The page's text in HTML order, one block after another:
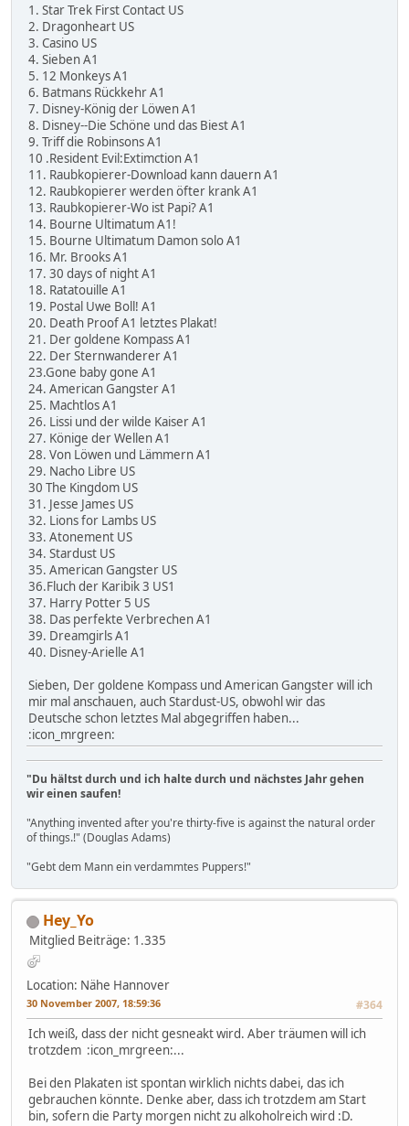
1. Star Trek First Contact US
2. Dragonheart US
3. Casino US
4. Sieben A1
5. 12 Monkeys A1
6. Batmans Rückkehr A1
7. Disney-König der Löwen A1
8. Disney--Die Schöne und das Biest A1
9. Triff die Robinsons A1
10 .Resident Evil:Extimction A1
11. Raubkopierer-Download kann dauern A1
12. Raubkopierer werden öfter krank A1
13. Raubkopierer-Wo ist Papi? A1
14. Bourne Ultimatum A1!
15. Bourne Ultimatum Damon solo A1
16. Mr. Brooks A1
17. 30 days of night A1
18. Ratatouille A1
19. Postal Uwe Boll! A1
20. Death Proof A1 letztes Plakat!
21. Der goldene Kompass A1
22. Der Sternwanderer A1
23.Gone baby gone A1
24. American Gangster A1
25. Machtlos A1
26. Lissi und der wilde Kaiser A1
27. Könige der Wellen A1
28. Von Löwen und Lämmern A1
29. Nacho Libre US
30 The Kingdom US
31. Jesse James US
32. Lions for Lambs US
33. Atonement US
34. Stardust US
35. American Gangster US
36.Fluch der Karibik 3 US1
37. Harry Potter 5 US
38. Das perfekte Verbrechen A1
39. Dreamgirls A1
40. Disney-Arielle A1
Sieben, Der goldene Kompass und American Gangster will ich
mir mal anschauen, auch Stardust-US, obwohl wir das
Deutsche schon letztes Mal abgegriffen haben...
:icon_mrgreen:
"Du hältst durch und ich halte durch und nächstes Jahr gehen
wir einen saufen!
"Anything invented after you're thirty-five is against the natural order
of things.!" (Douglas Adams)
"Gebt dem Mann ein verdammtes Puppers!"
Hey_Yo
Mitglied Beiträge: 1.335
Location: Nähe Hannover
30 November 2007, 18:59:36 #364
Ich weiß, dass der nicht gesneakt wird. Aber träumen will ich
trotzdem :icon_mrgreen:...
Bei den Plakaten ist spontan wirklich nichts dabei, das ich
gebrauchen könnte. Denke aber, dass ich trotzdem am Start
bin, sofern die Party morgen nicht zu alkoholreich wird :D.